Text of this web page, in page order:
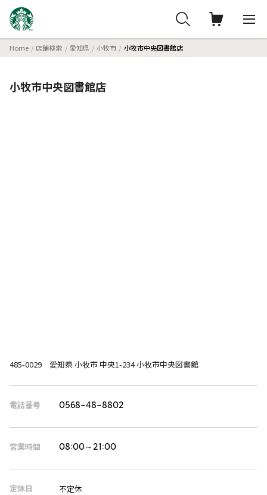
Home 店舗検索 愛知県 小牧市 小牧市中央図書館店
小牧市中央図書館店
485-0029 愛知県 小牧市 中央1-234 小牧市中央図書館
電話番号 0568-48-8802
営業時間 08:00～21:00
定休日 不定休